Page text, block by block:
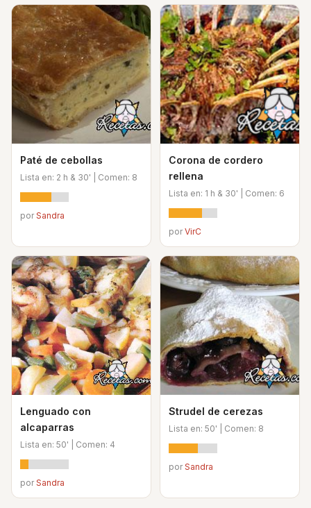
Paté de cebollas
Lista en: 2 h & 30' | Comen: 8
porSandra
Corona de cordero
rellena
Lista en: 1 h & 30' | Comen: 6
porVirC
Lenguado con
alcaparras
Lista en: 50' | Comen: 4
porSandra
Strudel de cerezas
Lista en: 50' | Comen: 8
porSandra